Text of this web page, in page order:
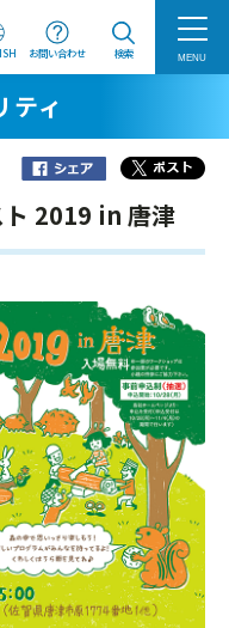
お問い合わせ 検索 MENU
ティ
ト 2019 in 唐津